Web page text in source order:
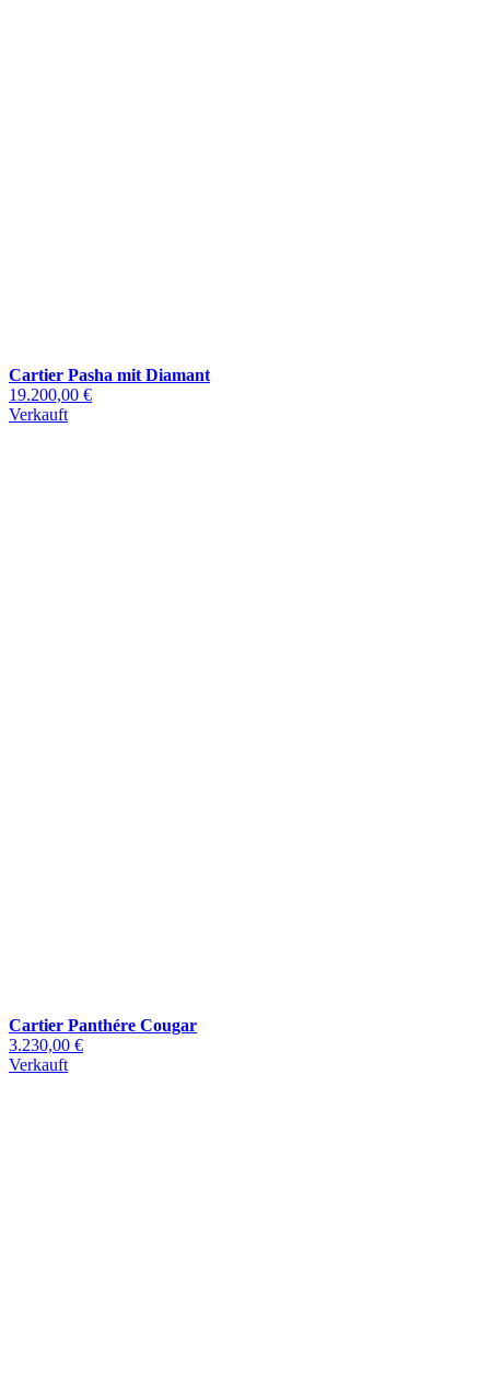
Cartier Pasha mit Diamant
19.200,00 €
Verkauft
Cartier Panthére Cougar
3.230,00 €
Verkauft